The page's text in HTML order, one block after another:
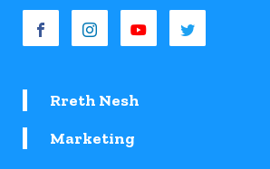
Rreth Nesh
Marketing